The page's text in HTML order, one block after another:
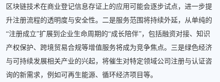
区块链技术在商业登记信息存证上的应用可能会逐步试点，进一步提
升注册流程的透明度与安全性。二是服务范围将持续外延，从单纯的
“注册成立”扩展到企业生命周期的“成长陪伴”，包括融资对接、知识
产权保护、跨境贸易合规等增值服务将成为竞争焦点。三是绿色经济
与可持续发展相关产业的兴起，将催生对特定领域公司注册与认证咨
询的新需求，例如可再生能源、循环经济项目等。